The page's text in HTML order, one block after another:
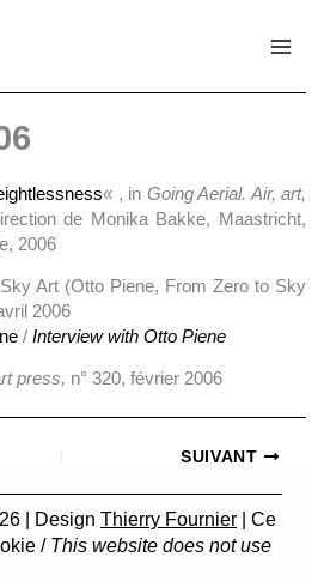
« , in Going Aerial. Air, art,
de Monika Bakke, Maastricht,
2006
Art (Otto Piene, From Zero to Sky
2006
/ Interview with Otto Piene
rt press, n° 320, février 2006
SUIVANT
| Design Thierry Fournier | Ce
/ This website does not use